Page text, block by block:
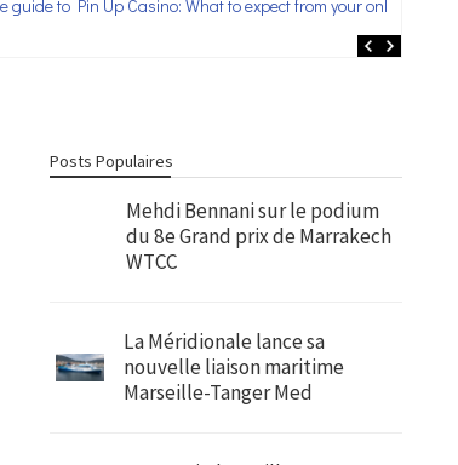
guide to Pin Up Casino: What to expect from your online
Posts Populaires
Mehdi Bennani sur le podium
du 8e Grand prix de Marrakech
WTCC
La Méridionale lance sa
nouvelle liaison maritime
Marseille-Tanger Med